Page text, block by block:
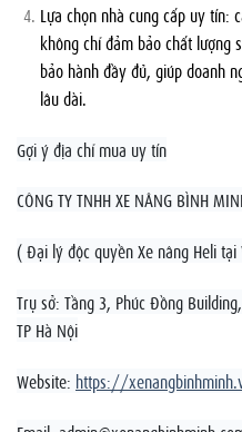
Lựa chọn nhà cung cấp uy tín:
không chỉ đảm bảo chất lượng
bảo hành đầy đủ, giúp doanh
lâu dài.
Gợi ý địa chỉ mua uy tín
CÔNG TY TNHH XE NÂNG BÌNH
( Đại lý độc quyền Xe nâng Heli tại
Trụ sở: Tầng 3, Phúc Đồng
TP Hà Nội
Website: https://